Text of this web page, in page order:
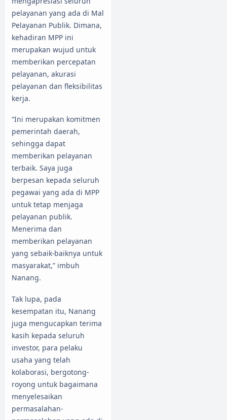
pelayanan yang ada di Mal
Pelayanan Publik. Dimana,
kehadiran MPP ini
merupakan wujud untuk
memberikan percepatan
pelayanan, akurasi
pelayanan dan fleksibilitas
kerja.
“Ini merupakan komitmen
pemerintah daerah,
sehingga dapat
memberikan pelayanan
terbaik. Saya juga
berpesan kepada seluruh
pegawai yang ada di MPP
untuk tetap menjaga
pelayanan publik.
Menerima dan
memberikan pelayanan
yang sebaik-baiknya untuk
masyarakat,” imbuh
Nanang.
Tak lupa, pada
kesempatan itu, Nanang
juga mengucapkan terima
kasih kepada seluruh
investor, para pelaku
usaha yang telah
kolaborasi, bergotong-
royong untuk bagaimana
menyelesaikan
permasalahan-